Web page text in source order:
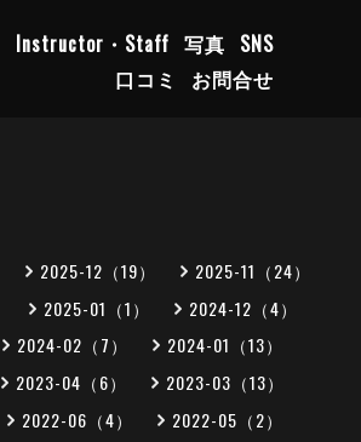
Instructor・Staff 写真 SNS
口コミ
お問合せ
2025-12（19）
2025-11（24）
2025-01（1）
2024-12（4）
2024-02（7）
2024-01（13）
2023-04（6）
2023-03（13）
2022-06（4）
2022-05（2）